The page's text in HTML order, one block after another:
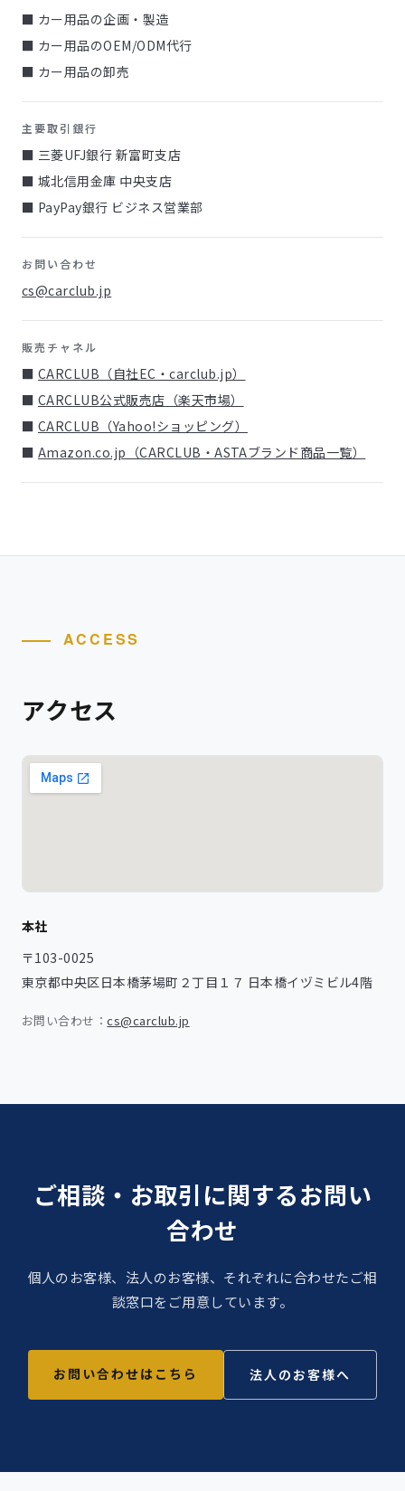
■ カー用品の企画・製造
■ カー用品のOEM/ODM代行
■ カー用品の卸売
主要取引銀行
■ 三菱UFJ銀行 新富町支店
■ 城北信用金庫 中央支店
■ PayPay銀行 ビジネス営業部
お問い合わせ
cs@carclub.jp
販売チャネル
■ CARCLUB（自社EC・carclub.jp）
■ CARCLUB公式販売店（楽天市場）
■ CARCLUB（Yahoo!ショッピング）
■ Amazon.co.jp（CARCLUB・ASTAブランド商品一覧）
ACCESS
アクセス
本社
〒103-0025
東京都中央区日本橋茅場町２丁目１７ 日本橋イヅミビル4階
お問い合わせ：cs@carclub.jp
ご相談・お取引に関するお問い
合わせ
個人のお客様、法人のお客様、それぞれに合わせたご相
談窓口をご用意しています。
お問い合わせはこちら 法人のお客様へ